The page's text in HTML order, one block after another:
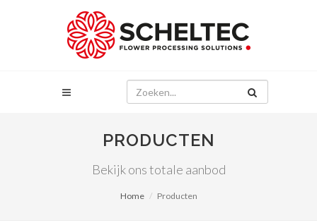
PRODUCTEN
Bekijk ons totale aanbod
Home Producten